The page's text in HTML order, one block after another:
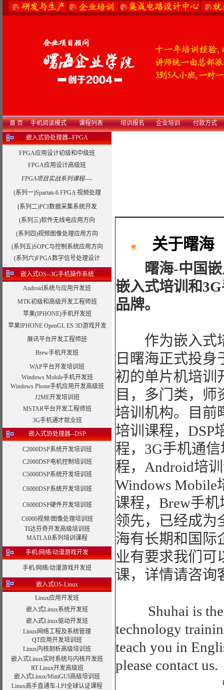
首 页 手机阅读模式 课程列表 培训报名 企业培训 付款方式
嵌入式协处理器--FPGA
FPGA应用设计初级和中级班
FPGA应用设计高级班
FPGA项目实战系列课程----
(系列一)Spartan-6 FPGA 视频处理
(系列二)PCI数据采集系统开发
(系列三)软件无线电应用方向
(系列四)视频图像处理应用方向
(系列五)SOPC与控制系统应用方向
(系列六)FPGA数字信号处理设计
嵌入式OS--3G手机操作系统
Android系统与应用开发班
MTK初级和高级开发工程师班
苹果(IPHONE)手机开发班
苹果IPHONE OpenGL ES 3D游戏开发
展讯平台开发工程师班
Brew手机开发班
WAP平台开发培训班
Windows Mobile手机开发班
Windows Phone手机应用开发高级班
J2ME开发培训班
MSTAR平台开发工程师班
3G手机通才就业班
嵌入式协处理器--DSP
C2000DSP系统开发培训班
C2000DSP电机控制培训班
C5000DSP系统开发培训班
C6000DSP系统开发培训班
C6000DSP硬件开发培训班
C6000视频/图像处理培训班
TI达芬奇开发高级培训班
MATLAB系列培训课程
手机/网络/动漫游戏开发
手机/网络/动漫游戏开发班
嵌入式OS-Linux
Linux应用开发班
嵌入式Linux系统开发班
嵌入式Linux驱动开发班
Linux网络工程及系统管理
QT应用开发培训班
Linux内核剖析高级培训班
嵌入式Linux实时系统与内核开发班
RT Linux开发高级班
嵌入式Linux/MiniGUI高级培训班
Linux高手直通车-LPI全球认证课程
关于曙海
曙海-中国
嵌入式培训和
品牌。
作为嵌入式培
日曙海正式投
初的单片机培训
目，多门类，
培训机构。目前
培训课程，DSP
程，3G手机通
程，Android培
Windows Mobile
课程，Brew手
领先，已经成为
海有长期和国际
业有要求我们可
课，详情请咨询
Shuhai is the
technology
teach you in
please contact us.
曙海视频